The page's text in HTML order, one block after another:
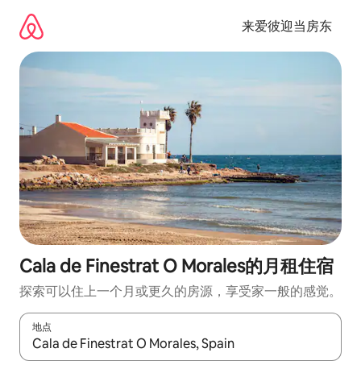
来爱彼迎当房东
Cala de Finestrat O Morales的月租住宿
探索可以住上一个月或更久的房源，享受家一般的感觉。
地点
如有搜索结果，请使用上下方向键查看，或通过点击或滑动手势